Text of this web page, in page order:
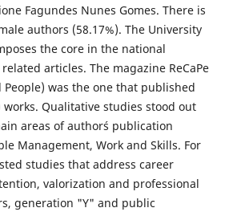
Fagundes Nunes Gomes. There is
authors (58.17%). The University
the core in the national
articles. The magazine ReCaPe
People) was the one that published
Qualitative studies stood out
areas of author´s publication
Management, Work and Skills. For
studies that address career
valorization and professional
generation "Y" and public